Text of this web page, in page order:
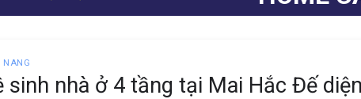
NANG
sinh nhà ở 4 tầng tại Mai Hắc Đế